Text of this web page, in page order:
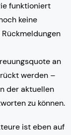
funktioniert
keine
an
werden –
der aktuellen
zu können.
ist eben auf